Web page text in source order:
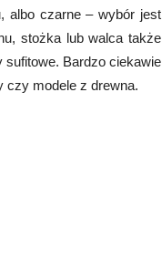
albo czarne – wybór jest
stożka lub walca także
sufitowe. Bardzo ciekawie
czy modele z drewna.